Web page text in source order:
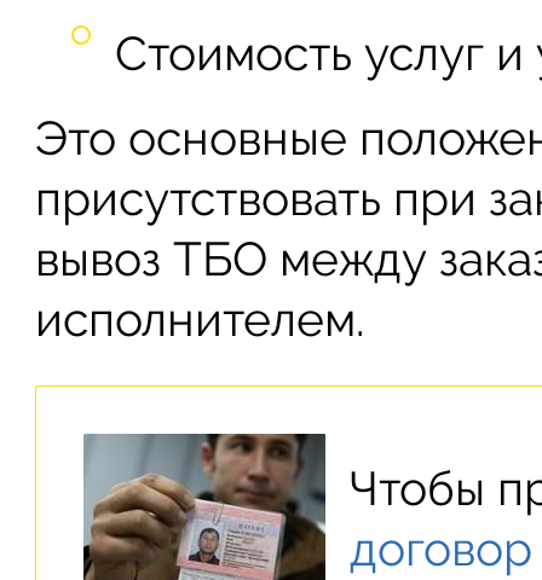
Стоимость услуг и
Это основные
присутствовать при
вывоз ТБО между
исполнителем.
Чтобы